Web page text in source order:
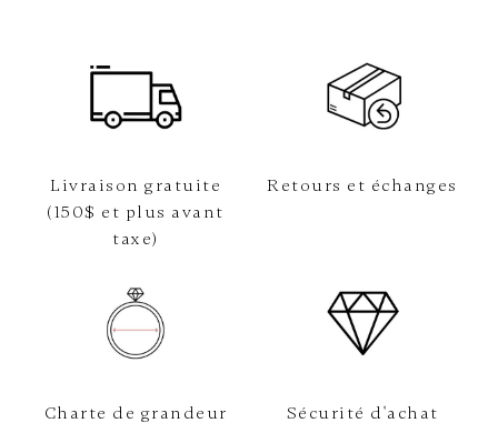
Livraison gratuite
(150$ et plus avant
taxe)
Retours et échanges
Charte de grandeur Sécurité d'achat